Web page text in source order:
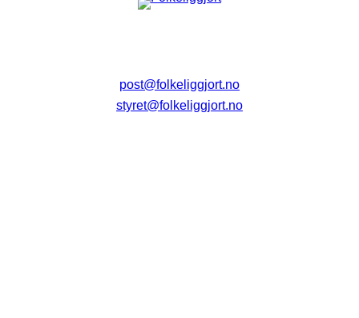
post@folkeliggjort.no
styret@folkeliggjort.no